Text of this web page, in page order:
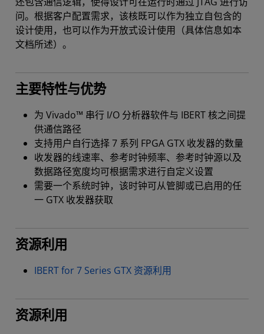
问。根据客户配置需求，该核既可以作为独立自包含的
设计使用，也可以作为开放式设计使用（具体信息如本
文档所述）。
主要特性与优势
为 Vivado™ 串行 I/O 分析器软件与 IBERT 核之间提
供通信路径
支持用户自行选择 7 系列 FPGA GTX 收发器的数量
收发器的线速率、参考时钟频率、参考时钟源以及
数据路径宽度均可根据需求进行自定义设置
需要一个系统时钟，该时钟可从管脚或已启用的任
一 GTX 收发器获取
资源利用
IBERT for 7 Series GTX 资源利用
资源利用